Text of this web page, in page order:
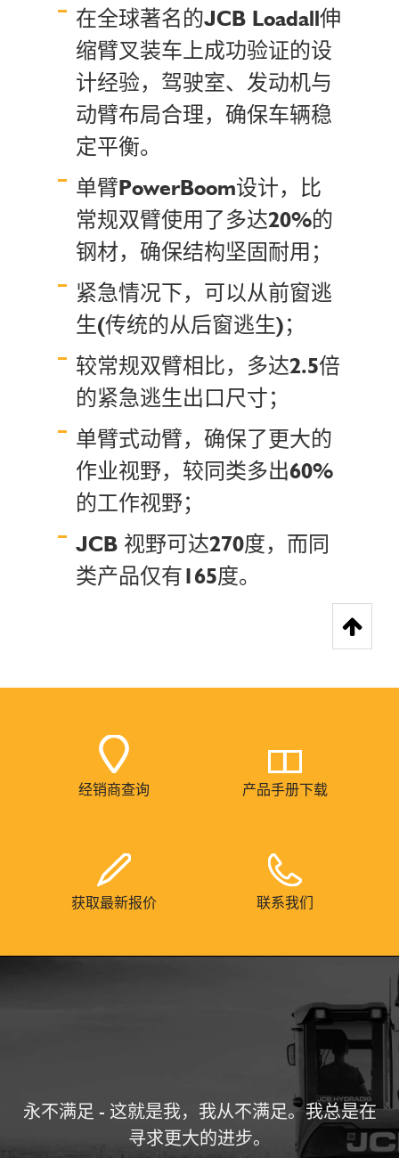
在全球著名的JCB Loadall伸
缩臂叉装车上成功验证的设
计经验，驾驶室、发动机与
动臂布局合理，确保车辆稳
定平衡。
单臂PowerBoom设计，比
常规双臂使用了多达20%的
钢材，确保结构坚固耐用；
紧急情况下，可以从前窗逃
生(传统的从后窗逃生)；
较常规双臂相比，多达2.5倍
的紧急逃生出口尺寸；
单臂式动臂，确保了更大的
作业视野，较同类多出60%
的工作视野；
JCB 视野可达270度，而同
类产品仅有165度。
经销商查询 产品手册下载
获取最新报价 联系我们
永不满足 - 这就是我，我从不满足。我总是在
寻求更大的进步。